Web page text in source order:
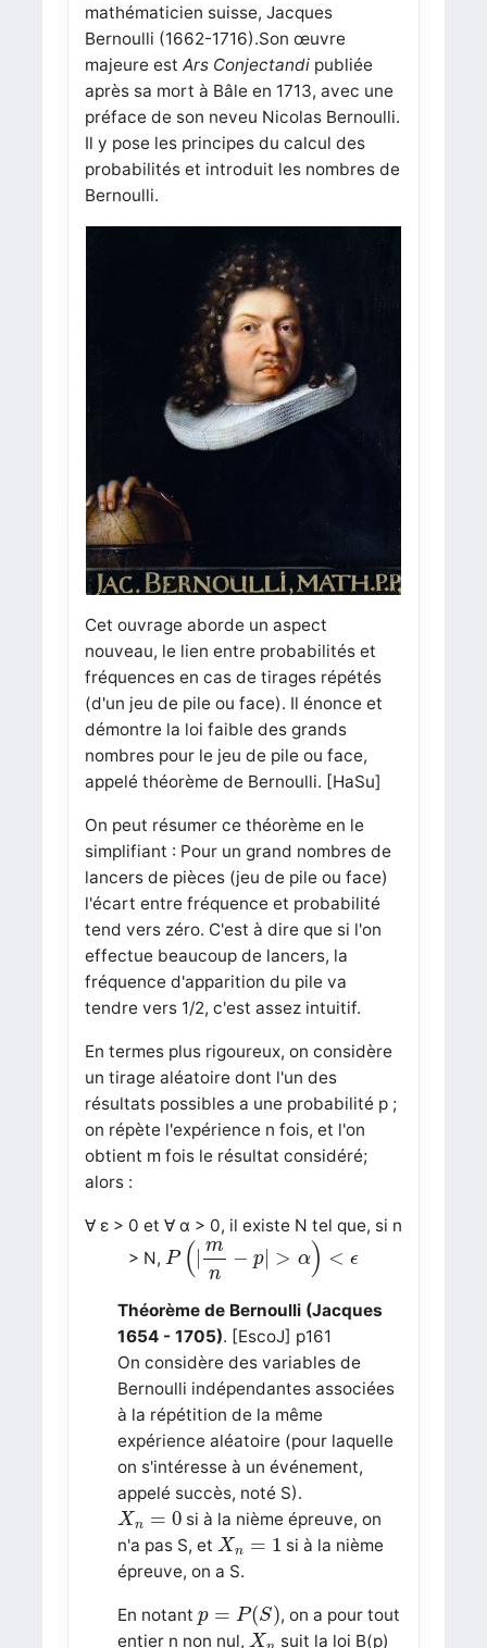
mathématicien suisse, Jacques
Bernoulli (1662-1716).Son œuvre
majeure est Ars Conjectandipubliée
après sa mort à Bâle en 1713, avec une
préface de son neveu Nicolas Bernoulli.
Il y pose les principes du calcul des
probabilités et introduit les nombres de
Bernoulli.
Cet ouvrage aborde un aspect
nouveau, le lien entre probabilités et
fréquences en cas de tirages répétés
(d'un jeu de pile ou face). Il énonce et
démontre la loi faible des grands
nombres pour le jeu de pile ou face,
appelé théorème de Bernoulli. [HaSu]
On peut résumer ce théorème en le
simplifiant : Pour un grand nombres de
lancers de pièces (jeu de pile ou face)
l'écart entre fréquence et probabilité
tend vers zéro. C'est à dire que si l'on
effectue beaucoup de lancers, la
fréquence d'apparition du pile va
tendre vers 1/2, c'est assez intuitif.
En termes plus rigoureux, on considère
un tirage aléatoire dont l'un des
résultats possibles a une probabilité p ;
on répète l'expérience n fois, et l'on
obtient m fois le résultat considéré;
alors :
∀ ε > 0 et ∀ α > 0, il existe N tel que, si n
> N, P (
m
n
− p > α) < ϵ
P (|mn−p|>α)< ϵ
Théorème de Bernoulli (Jacques
1654 - 1705). [EscoJ] p161
On considère des variables de
Bernoulli indépendantes associées
à la répétition de la même
expérience aléatoire (pour laquelle
on s'intéresse à un événement,
appelé succès, noté S).
Xn = 0
Xn
si à la nième épreuve, on
n'a pas S, et Xn = 1
Xn
si à la nième
épreuve, on a S.
En notant p = P(S)
(S)
, on a pour tout
entier n non nul, X
Xn suit la loi B(p)